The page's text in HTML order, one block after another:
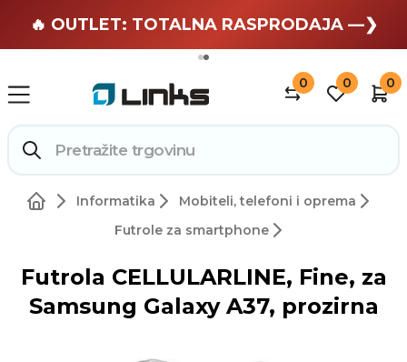
🏄 Zaslužuješ odmor —❯
🔥 OUTLET: TOTALNA RASPRODAJA —❯
0 0 0
Informatika
Mobiteli, telefoni i oprema
Futrole za smartphone
Futrola CELLULARLINE, Fine, za
Samsung Galaxy A37, prozirna